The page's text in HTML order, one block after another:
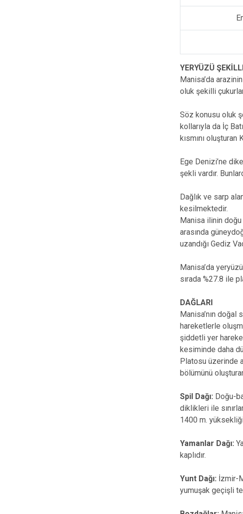
YERYÜZÜ
Manisa’da
oluk şekilli
Söz konusu oluk
kollarıyla da İç
kısmını
Ege Denizi’ne
şekli vardır.
Dağlık ve sarp
kesilmektedir.
Manisa ilinin doğu
arasında
uzandığı Gediz
Manisa’da
sırada %27.8 ile
DAĞLARI
Manisa’nın doğal
hareketlerle
şiddetli yer
kesiminde daha
Platosu üzerinde
bölümünü
Spil Dağı: Doğu-
diklikleri ile
1400 m.
Yamanlar Dağı:
kaplıdır.
Yunt Dağı: İzmir-
yumuşak geçişli